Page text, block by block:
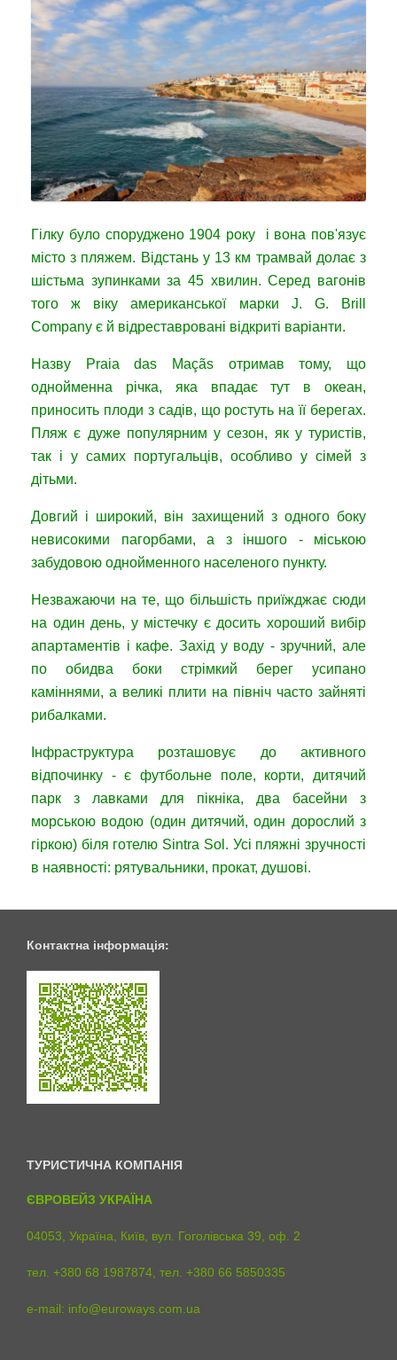
Гілку було споруджено 1904 року і вона пов'язує
місто з пляжем. Відстань у 13 км трамвай долає з
шістьма зупинками за 45 хвилин. Серед вагонів
того ж віку американської марки J. G. Brill
Company є й відреставровані відкриті варіанти.
Назву Praia das Maçãs отримав тому, що
однойменна річка, яка впадає тут в океан,
приносить плоди з садів, що ростуть на її берегах.
Пляж є дуже популярним у сезон, як у туристів,
так і у самих португальців, особливо у сімей з
дітьми.
Довгий і широкий, він захищений з одного боку
невисокими пагорбами, а з іншого - міською
забудовою однойменного населеного пункту.
Незважаючи на те, що більшість приїжджає сюди
на один день, у містечку є досить хороший вибір
апартаментів і кафе. Захід у воду - зручний, але
по обидва боки стрімкий берег усипано
каміннями, а великі плити на північ часто зайняті
рибалками.
Інфраструктура розташовує до активного
відпочинку - є футбольне поле, корти, дитячий
парк з лавками для пікніка, два басейни з
морською водою (один дитячий, один дорослий з
гіркою) біля готелю Sintra Sol. Усі пляжні зручності
в наявності: рятувальники, прокат, душові.
Контактна інформація:
ТУРИСТИЧНА КОМПАНІЯ
ЄВРОВЕЙЗ УКРАЇНА
04053, Україна, Київ, вул. Гоголівська 39, оф. 2
тел. +380 68 1987874, тел. +380 66 5850335
e-mail: info@euroways.com.ua